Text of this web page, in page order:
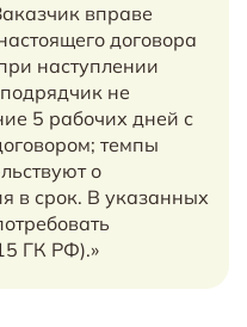
вправе
договора
наступлении
не
5 рабочих дней с
темпы
о
в срок. В указанных
ГК РФ).»